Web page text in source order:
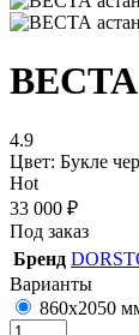
ВЕСТА
4.9
Цвет: Букле
Hot
33 000 ₽
Под заказ
Бренд
Варианты
860х2050